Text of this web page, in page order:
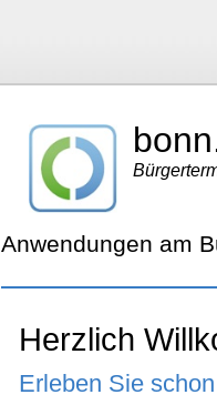
Anwendungen am
Herzlich
Erleben Sie